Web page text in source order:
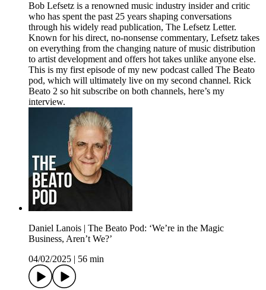
Bob Lefsetz is a renowned music industry insider and critic
who has spent the past 25 years shaping conversations
through his widely read publication, The Lefsetz Letter.
Known for his direct, no-nonsense commentary, Lefsetz takes
on everything from the changing nature of music distribution
to artist development and offers hot takes unlike anyone else.
This is my first episode of my new podcast called The Beato
pod, which will ultimately live on my second channel. Rick
Beato 2 so hit subscribe on both channels, here’s my
interview.
Daniel Lanois | The Beato Pod: ‘We’re in the Magic
Business, Aren’t We?’
04/02/2025
56 min